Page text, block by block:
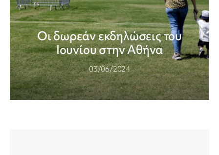
Οι δωρεάν εκδηλώσεις του
Ιουνίου στην Αθήνα
03/06/2024